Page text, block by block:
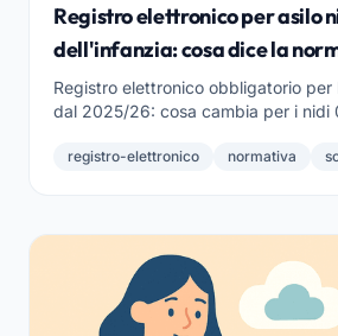
Registro elettronico per asilo
dell'infanzia: cosa dice la
Registro elettronico obbligatorio per
dal 2025/26: cosa cambia per i nidi
registro-elettronico normativa